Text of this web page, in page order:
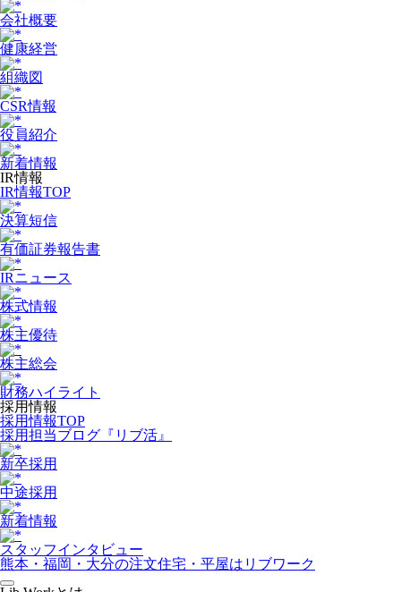
会社概要
健康経営
組織図
CSR情報
役員紹介
新着情報
IR情報
IR情報TOP
決算短信
有価証券報告書
IRニュース
株式情報
株主優待
株主総会
財務ハイライト
採用情報
採用情報TOP
採用担当ブログ『リブ活』
新卒採用
中途採用
新着情報
スタッフインタビュー
熊本・福岡・大分の注文住宅・平屋はリブワーク